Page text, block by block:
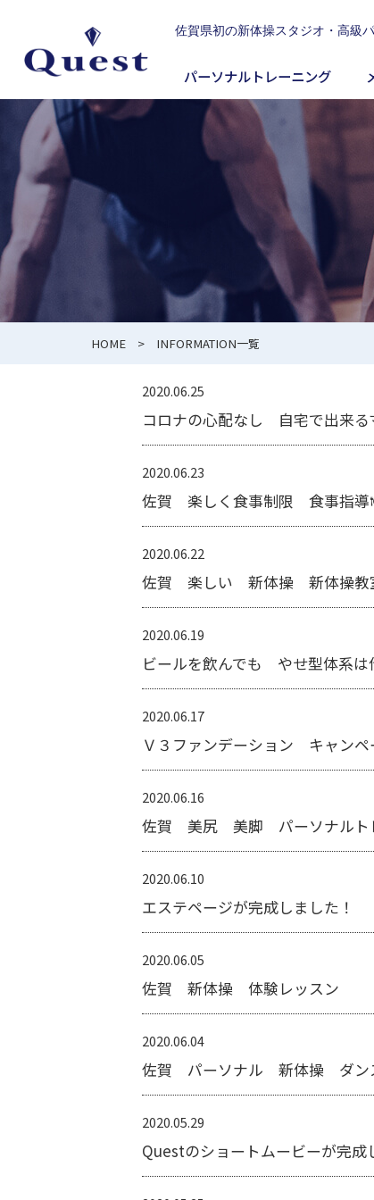
佐賀県初の新体操スタジオ・高級
パーソナルトレーニング
HOME > INFORMATION一覧
2020.06.25
コロナの心配なし 自宅で出来
2020.06.23
佐賀 楽しく食事制限 食事指
2020.06.22
佐賀 楽しい 新体操 新体操
2020.06.19
ビールを飲んでも やせ型体
2020.06.17
Ｖ３ファンデーション キャン
2020.06.16
佐賀 美尻 美脚 パーソナルト
2020.06.10
エステページが完成しました！
2020.06.05
佐賀 新体操 体験レッスン
2020.06.04
佐賀 パーソナル 新体操 ダン
2020.05.29
Questのショートムービーが完成